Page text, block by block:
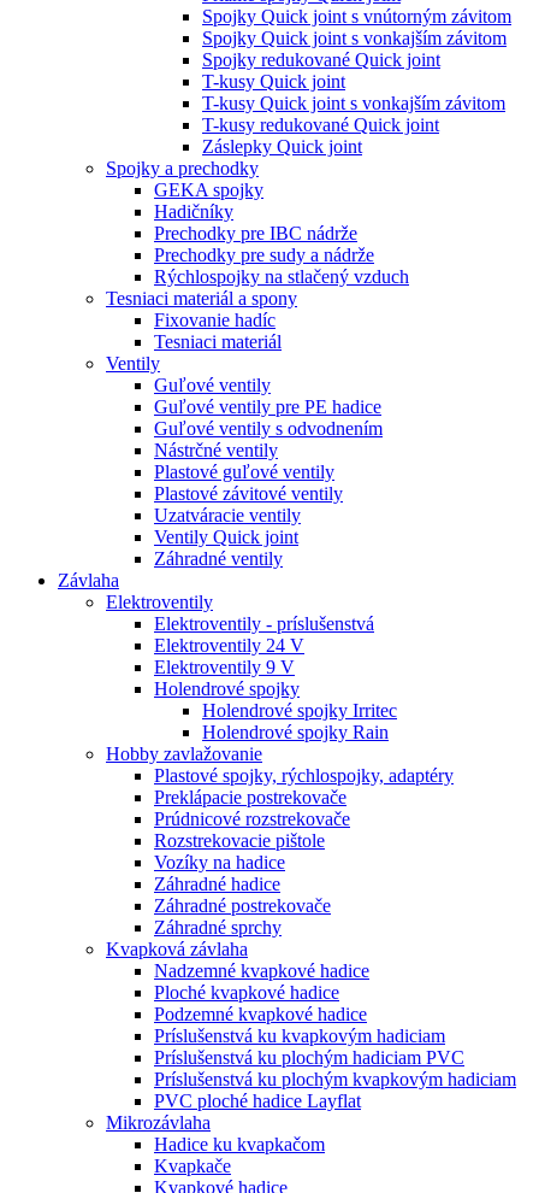
Spojky Quick joint s vnútorným závitom
Spojky Quick joint s vonkajším závitom
Spojky redukované Quick joint
T-kusy Quick joint
T-kusy Quick joint s vonkajším závitom
T-kusy redukované Quick joint
Záslepky Quick joint
Spojky a prechodky
GEKA spojky
Hadičníky
Prechodky pre IBC nádrže
Prechodky pre sudy a nádrže
Rýchlospojky na stlačený vzduch
Tesniaci materiál a spony
Fixovanie hadíc
Tesniaci materiál
Ventily
Guľové ventily
Guľové ventily pre PE hadice
Guľové ventily s odvodnením
Nástrčné ventily
Plastové guľové ventily
Plastové závitové ventily
Uzatváracie ventily
Ventily Quick joint
Záhradné ventily
Závlaha
Elektroventily
Elektroventily - príslušenstvá
Elektroventily 24 V
Elektroventily 9 V
Holendrové spojky
Holendrové spojky Irritec
Holendrové spojky Rain
Hobby zavlažovanie
Plastové spojky, rýchlospojky, adaptéry
Preklápacie postrekovače
Prúdnicové rozstrekovače
Rozstrekovacie pištole
Vozíky na hadice
Záhradné hadice
Záhradné postrekovače
Záhradné sprchy
Kvapková závlaha
Nadzemné kvapkové hadice
Ploché kvapkové hadice
Podzemné kvapkové hadice
Príslušenstvá ku kvapkovým hadiciam
Príslušenstvá ku plochým hadiciam PVC
Príslušenstvá ku plochým kvapkovým hadiciam
PVC ploché hadice Layflat
Mikrozávlaha
Hadice ku kvapkačom
Kvapkače
Kvapkové hadice